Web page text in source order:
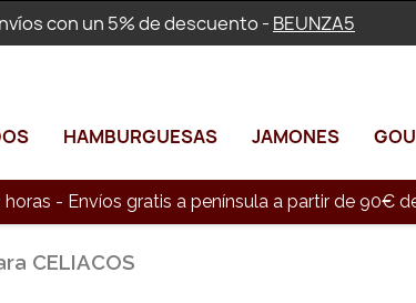
con un 5% de descuento - BEUNZA5
HAMBURGUESAS JAMONES
- Envíos gratis a península a partir de 90€
CELIACOS